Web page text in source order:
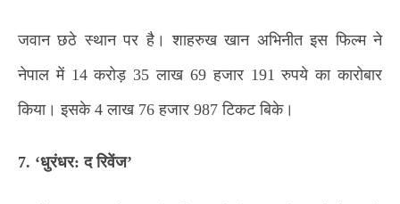
जवान छठे स्थान पर है। शाहरुख खान अभिनीत इस फिल्म ने
नेपाल में 14 करोड़ 35 लाख 69 हजार 191 रुपये का कारोबार
किया। इसके 4 लाख 76 हजार 987 टिकट बिके।
7. ‘धुरंधर: द रिवेंज’